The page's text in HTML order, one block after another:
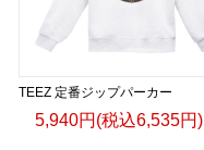
TEEZ 定番ジップパーカー
5,940円(税込6,535円)